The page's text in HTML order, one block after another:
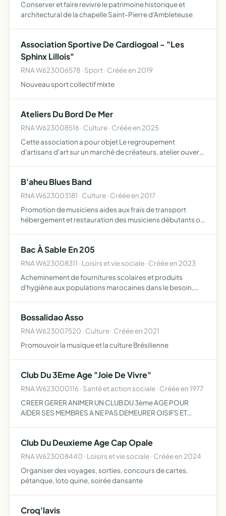
Conserver et faire revivre le patrimoine historique et
architectural de la chapelle Saint-Pierre d'Ambleteuse
Association Sportive De Cardiogoal - "Les
Sphinx Lillois"
RNA W623006578 · Sport · Créée en 2019
Nouveau sport collectif mixte
Ateliers Du Bord De Mer
RNA W623008516 · Culture · Créée en 2025
Cette association a pour objet Le regroupement
d'artisans d'art sur un marché de créateurs, atelier ouvert
B'aheu Blues Band
RNA W623003181 · Culture · Créée en 2017
Promotion de musiciens aides aux frais de transport
hébergement et restauration des musiciens débutants ou
concer…
Bac À Sable En 205
RNA W623008311 · Loisirs et vie sociale · Créée en 2023
Acheminement de fournitures scolaires et produits
d'hygiène aux populations marocaines dans le besoin,
Bossalidao Asso
RNA W623007520 · Culture · Créée en 2021
Promouvoir la musique et la culture Brésilienne
Club Du 3Eme Age "Joie De Vivre"
RNA W623000116 · Santé et action sociale · Créée en 1977
CREER GERER ANIMER UN CLUB DU 3ème AGE POUR
AIDER SES MEMBRES A NE PAS DEMEURER OISIFS ET
TOUTES SORTES D ACTIVITES DE LOISIRS …
Club Du Deuxieme Age Cap Opale
RNA W623008440 · Loisirs et vie sociale · Créée en 2024
Organiser des voyages, sorties, concours de cartes,
pétanque, loto quine, soirée dansante
Croq'lavis